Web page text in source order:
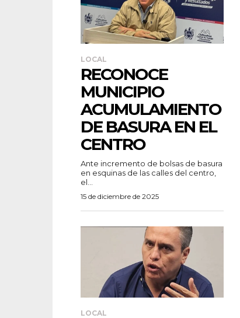
LOCAL
RECONOCE
MUNICIPIO
ACUMULAMIENTO
DE BASURA EN EL
CENTRO
Ante incremento de bolsas de basura
en esquinas de las calles del centro,
el...
15 de diciembre de 2025
LOCAL